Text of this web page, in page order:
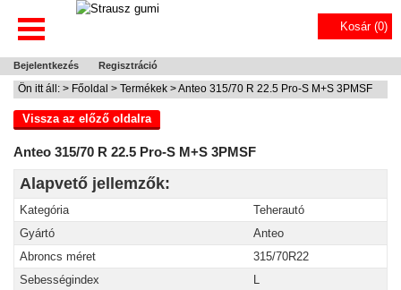
Kosár (0)
Bejelentkezés Regisztráció
Ön itt áll: > Főoldal > Termékek > Anteo 315/70 R 22.5 Pro-S M+S 3PMSF
Vissza az előző oldalra
Anteo 315/70 R 22.5 Pro-S M+S 3PMSF
Alapvető jellemzők:
Kategória
Teherautó
Gyártó
Anteo
Abroncs méret
315/70R22
Sebességindex
L